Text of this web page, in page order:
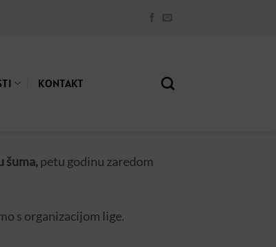
KONTAKT
šuma,petu godinu zaredom
s organizacijom lige.